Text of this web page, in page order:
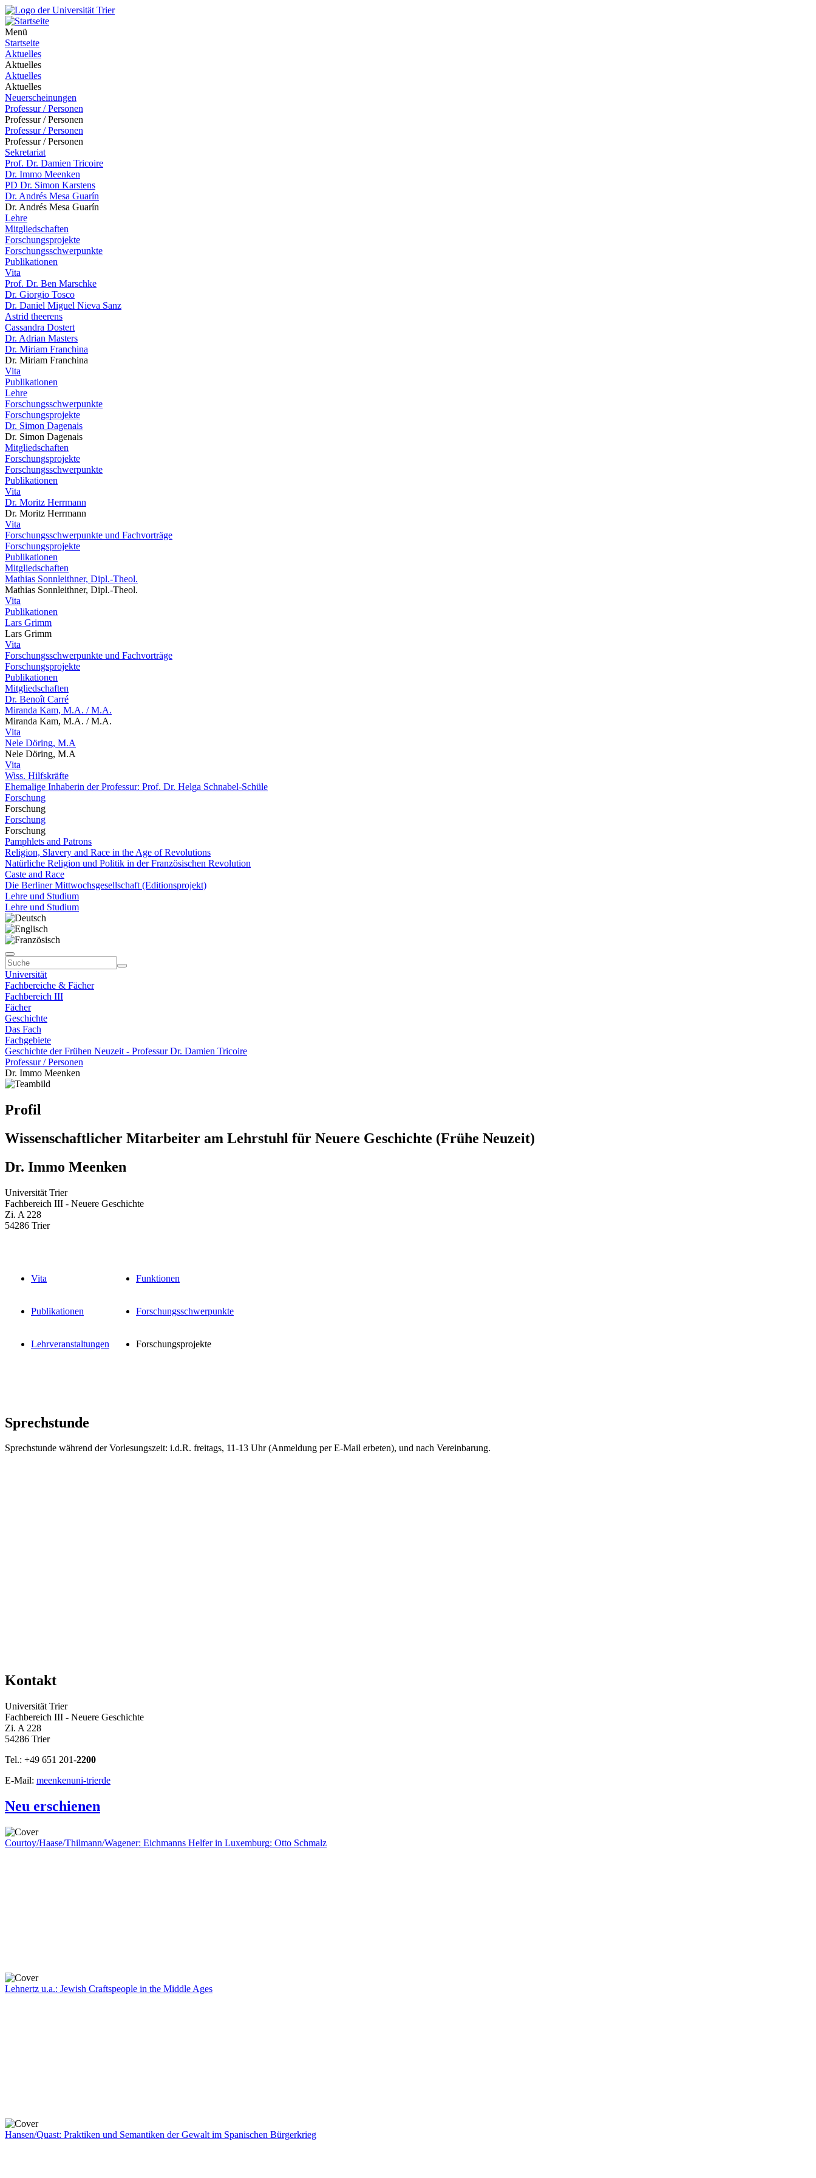
Menü
Startseite
Aktuelles
Aktuelles
Aktuelles
Aktuelles
Neuerscheinungen
Professur / Personen
Professur / Personen
Professur / Personen
Professur / Personen
Sekretariat
Prof. Dr. Damien Tricoire
Dr. Immo Meenken
PD Dr. Simon Karstens
Dr. Andrés Mesa Guarín
Dr. Andrés Mesa Guarín
Lehre
Mitgliedschaften
Forschungsprojekte
Forschungsschwerpunkte
Publikationen
Vita
Prof. Dr. Ben Marschke
Dr. Giorgio Tosco
Dr. Daniel Miguel Nieva Sanz
Astrid theerens
Cassandra Dostert
Dr. Adrian Masters
Dr. Miriam Franchina
Dr. Miriam Franchina
Vita
Publikationen
Lehre
Forschungsschwerpunkte
Forschungsprojekte
Dr. Simon Dagenais
Dr. Simon Dagenais
Mitgliedschaften
Forschungsprojekte
Forschungsschwerpunkte
Publikationen
Vita
Dr. Moritz Herrmann
Dr. Moritz Herrmann
Vita
Forschungsschwerpunkte und Fachvorträge
Forschungsprojekte
Publikationen
Mitgliedschaften
Mathias Sonnleithner, Dipl.-Theol.
Mathias Sonnleithner, Dipl.-Theol.
Vita
Publikationen
Lars Grimm
Lars Grimm
Vita
Forschungsschwerpunkte und Fachvorträge
Forschungsprojekte
Publikationen
Mitgliedschaften
Dr. Benoît Carré
Miranda Kam, M.A. / M.A.
Miranda Kam, M.A. / M.A.
Vita
Nele Döring, M.A
Nele Döring, M.A
Vita
Wiss. Hilfskräfte
Ehemalige Inhaberin der Professur: Prof. Dr. Helga Schnabel-Schüle
Forschung
Forschung
Forschung
Forschung
Pamphlets and Patrons
Religion, Slavery and Race in the Age of Revolutions
Natürliche Religion und Politik in der Französischen Revolution
Caste and Race
Die Berliner Mittwochsgesellschaft (Editionsprojekt)
Lehre und Studium
Lehre und Studium
Universität
Fachbereiche & Fächer
Fachbereich III
Fächer
Geschichte
Das Fach
Fachgebiete
Geschichte der Frühen Neuzeit - Professur Dr. Damien Tricoire
Professur / Personen
Dr. Immo Meenken
Profil
Wissenschaftlicher Mitarbeiter am Lehrstuhl für Neuere Geschichte (Frühe Neuzeit)
Dr. Immo Meenken
Universität Trier
Fachbereich III - Neuere Geschichte
Zi. A 228
54286 Trier
Vita Funktionen
Publikationen Forschungsschwerpunkte
Lehrveranstaltungen Forschungsprojekte
Sprechstunde
Sprechstunde während der Vorlesungszeit: i.d.R. freitags, 11-13 Uhr (Anmeldung per E-Mail erbeten), und nach Vereinbarung.
Kontakt
Universität Trier
Fachbereich III - Neuere Geschichte
Zi. A 228
54286 Trier
Tel.: +49 651 201-2200
E-Mail: meenkenuni-trierde
Neu erschienen
Courtoy/Haase/Thilmann/Wagener: Eichmanns Helfer in Luxemburg: Otto Schmalz
Lehnertz u.a.: Jewish Craftspeople in the Middle Ages
Hansen/Quast: Praktiken und Semantiken der Gewalt im Spanischen Bürgerkrieg